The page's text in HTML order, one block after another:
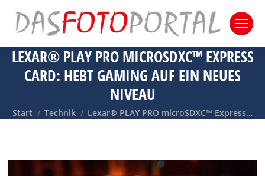
LEXAR® PLAY PRO MICROSDXC™ EXPRESS
CARD: HEBT GAMING AUF EIN NEUES
NIVEAU
Sie befinden sich hier:
Start Technik Lexar® PLAY PRO microSDXC™ Express…